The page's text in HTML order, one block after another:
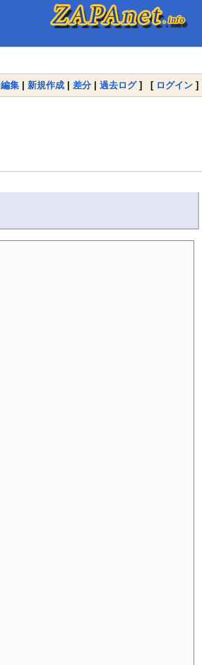
集 | 新規作成 | 差分 | 過去ログ] [ ログイン ]